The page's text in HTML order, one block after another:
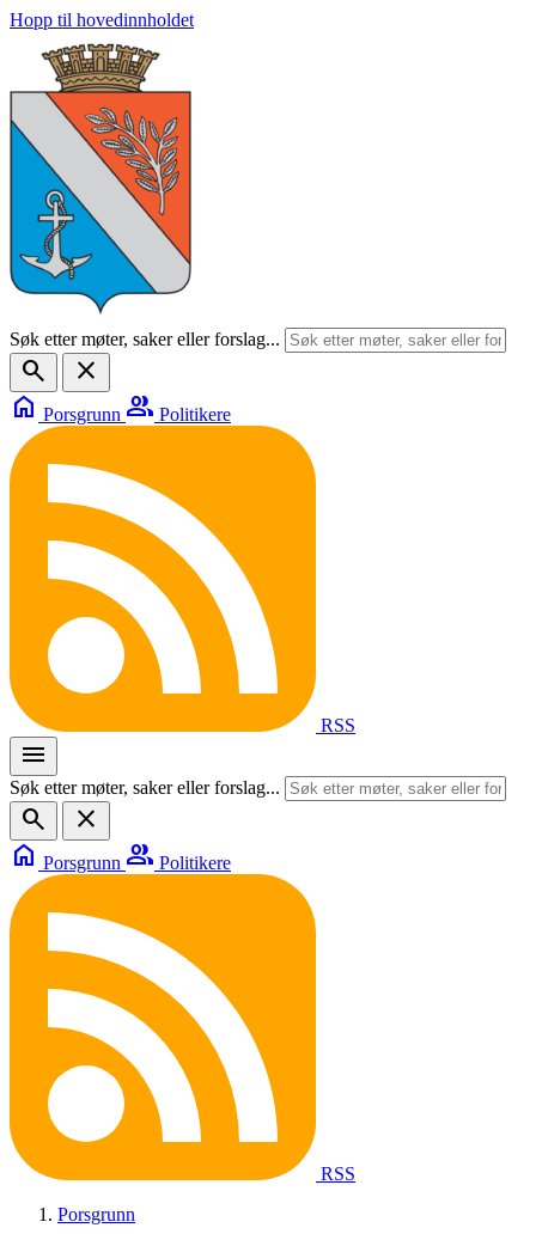
Hopp til hovedinnholdet
Søk etter møter, saker eller forslag...
search
close
home Porsgrunn group Politikere
RSS
menu
Søk etter møter, saker eller forslag...
search
close
home Porsgrunn group Politikere
RSS
Porsgrunn